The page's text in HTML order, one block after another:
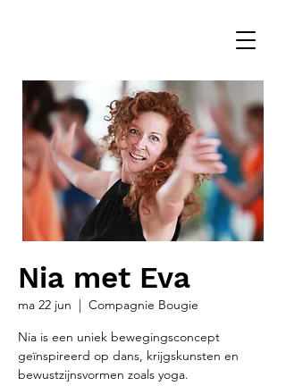
Nia met Eva
ma 22 jun
  |
Compagnie Bougie
Nia is een uniek bewegingsconcept
geïnspireerd op dans, krijgskunsten en
bewustzijnsvormen zoals yoga.